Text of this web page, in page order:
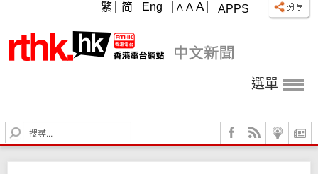
APPS
A A A
繁 简 Eng
選單
S
e